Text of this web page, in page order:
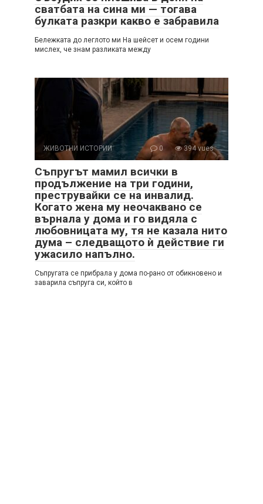
сватбата на сина ми — тогава
булката разкри какво е забравила
Бележката до леглото ми На шейсет и осем години
мислех, че знам разликата между
ЖИВОТНИ ИСТОРИИ 0 394 vues
Съпругът мамил всички в
продължение на три години,
преструвайки се на инвалид.
Когато жена му неочаквано се
върнала у дома и го видяла с
любовницата му, тя не казала нито
дума – следващото ѝ действие ги
ужасило напълно.
Съпругата се прибрала у дома по-рано от обикновено и
заварила съпруга си, който в